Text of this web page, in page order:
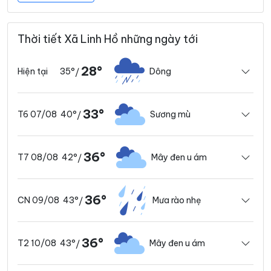
Thời tiết Xã Linh Hồ những ngày tới
Hiện tại 35°/ 28° Dông
T6 07/08 40°/ 33° Sương mù
T7 08/08 42°/ 36° Mây đen u ám
CN 09/08 43°/ 36° Mưa rào nhẹ
T2 10/08 43°/ 36° Mây đen u ám